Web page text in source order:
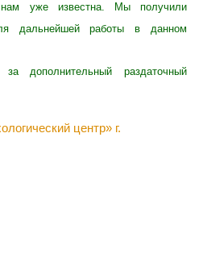
уже известна. Мы получили
дальнейшей работы в данном
за дополнительный раздаточный
центр» г.